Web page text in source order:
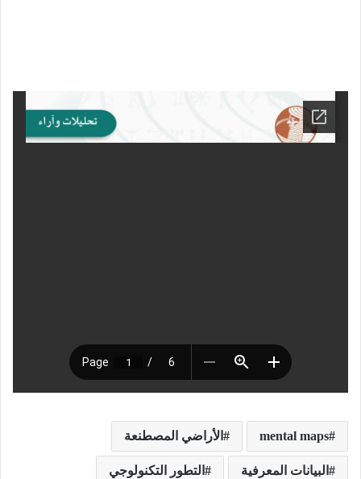
mental maps الأراضي المصطنعة
البيانات المعرفية التطور التكنولوجي